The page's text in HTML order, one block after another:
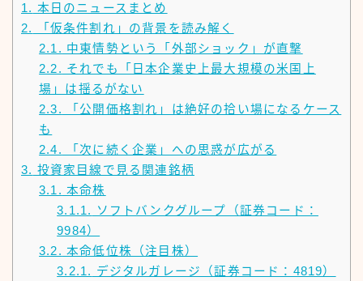
1. 本日のニュースまとめ
2.
「仮条件割れ」の背景を読み解く
2.1. 中東情勢という「外部ショック」が直撃
2.2. それでも「日本企業史上最大規模の米国上
場」は揺るがない
2.3.
「公開価格割れ」は絶好の拾い場になるケース
も
2.4.
「次に続く企業」への思惑が広がる
3. 投資家目線で見る関連銘柄
3.1. 本命株
3.1.1.
ソフトバンクグループ（証券コード：
9984）
3.2. 本命低位株（注目株）
3.2.1. デジタルガレージ（証券コード：4819）